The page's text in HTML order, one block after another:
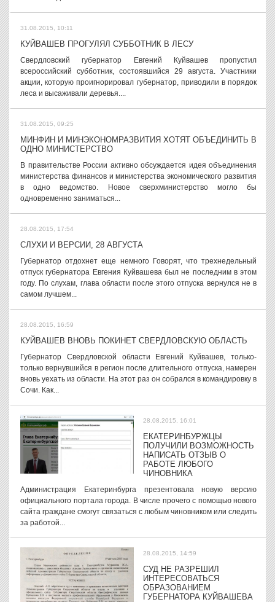
31.08.2015, 10:11
КУЙВАШЕВ ПРОГУЛЯЛ СУББОТНИК В ЛЕСУ
Свердловский губернатор Евгений Куйвашев пропустил
всероссийский субботник, состоявшийся 29 августа. Участники
акции, которую проигнорировал губернатор, приводили в порядок
леса и высаживали деревья....
31.08.2015, 09:25
МИНФИН И МИНЭКОНОМРАЗВИТИЯ ХОТЯТ ОБЪЕДИНИТЬ В
ОДНО МИНИСТЕРСТВО
В правительстве России активно обсуждается идея объединения
министерства финансов и министерства экономического развития
в одно ведомство. Новое сверхминистерство могло бы
одновременно заниматься...
28.08.2015, 17:54
СЛУХИ И ВЕРСИИ, 28 АВГУСТА
Губернатор отдохнет еще немного Говорят, что трехнедельный
отпуск губернатора Евгения Куйвашева был не последним в этом
году. По слухам, глава области после этого отпуска вернулся не в
самом лучшем...
28.08.2015, 16:59
КУЙВАШЕВ ВНОВЬ ПОКИНЕТ СВЕРДЛОВСКУЮ ОБЛАСТЬ
Губернатор Свердловской области Евгений Куйвашев, только-
только вернувшийся в регион после длительного отпуска, намерен
вновь уехать из области. На этот раз он собрался в командировку в
Сочи. Как...
28.08.2015, 16:01
ЕКАТЕРИНБУРЖЦЫ
ПОЛУЧИЛИ ВОЗМОЖНОСТЬ
НАПИСАТЬ ОТЗЫВ О
РАБОТЕ ЛЮБОГО
ЧИНОВНИКА
Администрация Екатеринбурга презентовала новую версию
официального портала города. В числе прочего с помощью нового
сайта граждане смогут связаться с любым чиновником или следить
за работой...
28.08.2015, 14:59
СУД НЕ РАЗРЕШИЛ
ИНТЕРЕСОВАТЬСЯ
ОБРАЗОВАНИЕМ
ГУБЕРНАТОРА КУЙВАШЕВА